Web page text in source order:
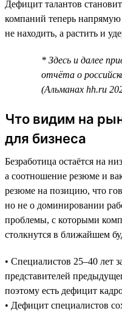
Дефицит талантов
компаний теперь напрямую
не находить, а растить и
* Здесь и далее
отчёта о
(Альманах hh.ru
Что видим на
для бизнеса
Безработица остаётся на
а соотношение резюме и
резюме на позицию, что
но не о доминировании
проблемы, с которыми
столкнутся в ближайшем
• Специалистов 25–40 лет
представителей
поэтому есть дефицит
• Дефицит специалистов